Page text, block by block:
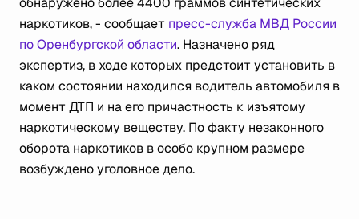
наркотиков, - сообщает пресс-служба МВД России
по Оренбургской области. Назначено ряд
экспертиз, в ходе которых предстоит установить в
каком состоянии находился водитель автомобиля в
момент ДТП и на его причастность к изъятому
наркотическому веществу. По факту незаконного
оборота наркотиков в особо крупном размере
возбуждено уголовное дело.